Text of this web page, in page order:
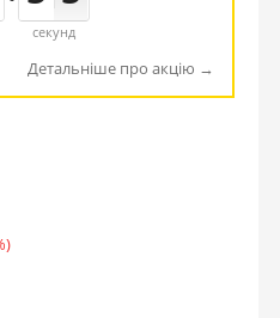
секунд
Детальніше про акцію